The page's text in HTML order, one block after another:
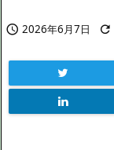
 2026年6月7日 